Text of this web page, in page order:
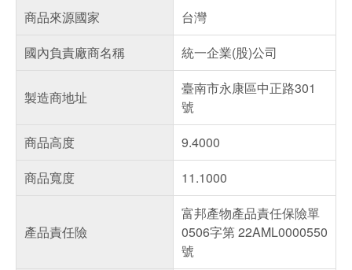
商品來源國家
台灣
國內負責廠商名稱
統一企業(股)公司
製造商地址
臺南市永康區中正路301
號
商品高度
9.4000
商品寬度
11.1000
產品責任險
富邦產物產品責任保險單
0506字第 22AML0000550
號